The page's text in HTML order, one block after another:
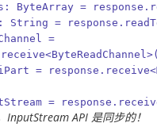
ByteArray =
=
=
=
=
InputStream API 是同步的！